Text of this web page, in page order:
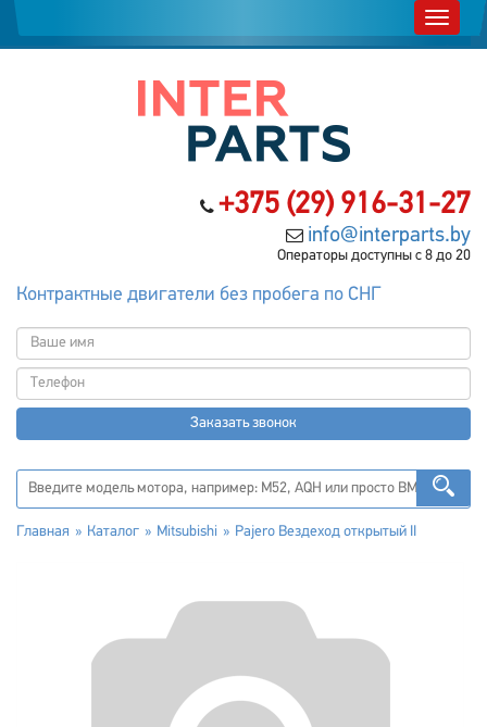
+375 (29) 916-31-27
info@interparts.by
Операторы доступны с 8 до 20
Контрактные двигатели без пробега по СНГ
Заказать звонок
Главная Каталог Mitsubishi Pajero Вездеход открытый II